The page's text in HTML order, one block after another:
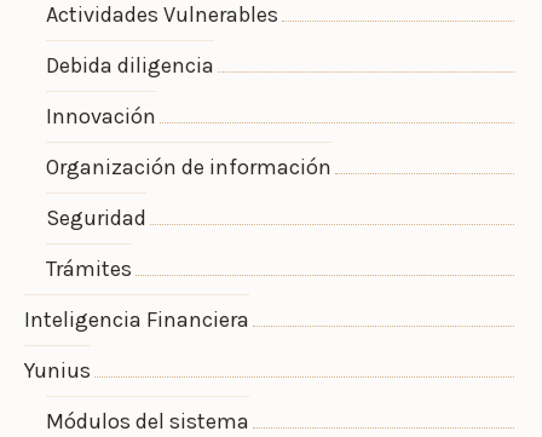
Actividades Vulnerables
Debida diligencia
Innovación
Organización de información
Seguridad
Trámites
Inteligencia Financiera
Yunius
Módulos del sistema